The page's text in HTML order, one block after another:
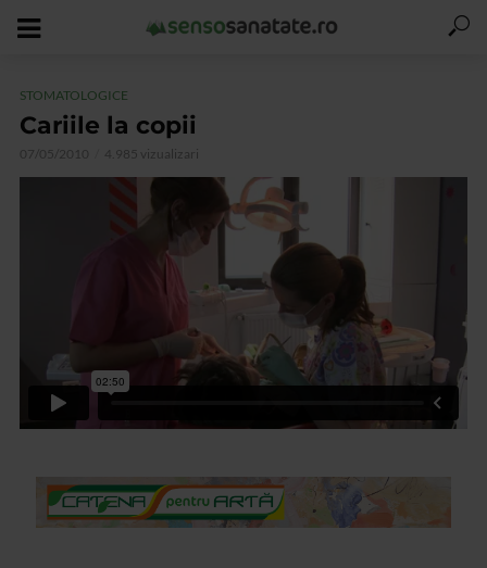
STOMATOLOGICE
Cariile la copii
07/05/2010 4.985 vizualizari